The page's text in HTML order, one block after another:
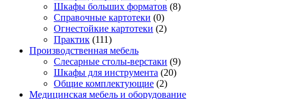
Шкафы больших форматов (8)
Справочные картотеки (0)
Огнестойкие картотеки (2)
Практик (111)
Производственная мебель
Слесарные столы-верстаки (9)
Шкафы для инструмента (20)
Общие комплектующие (2)
Медицинская мебель и оборудование